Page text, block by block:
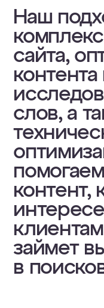
Наш
сайта,
слов, а
контент,
займет
в